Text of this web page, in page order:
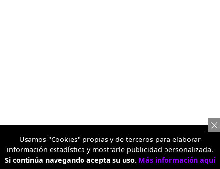
Usamos "Cookies" propias y de terceros para elaborar
información estadística y mostrarle publicidad personalizada.
Si continúa navegando acepta su uso. Más información aquí